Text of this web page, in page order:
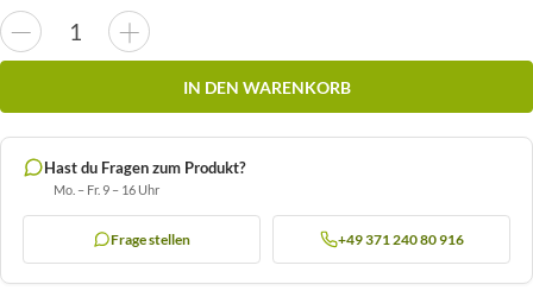
IN DEN WARENKORB
Hast du Fragen zum Produkt?
Mo. – Fr. 9 – 16 Uhr
Frage stellen +49 371 240 80 916